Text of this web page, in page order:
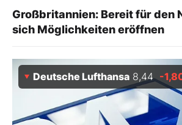
Großbritannien: Bereit für den
sich Möglichkeiten eröffnen
Deutsche Lufthansa 8,44 -